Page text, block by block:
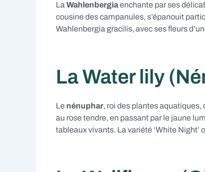
La Wahlenbergiaenchante par ses
cousine des campanules, s’épanouit
Wahlenbergia gracilis, avec ses fleurs
La Water lily
Le nénuphar, roi des plantes aquatiques,
au rose tendre, en passant par le jaune
tableaux vivants. La variété ‘White